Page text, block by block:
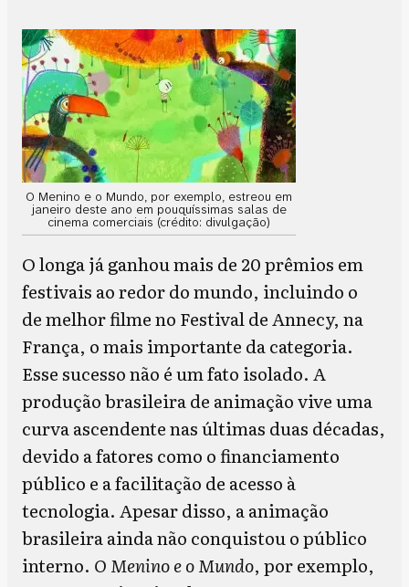
O Menino e o Mundo, por exemplo, estreou em
janeiro deste ano em pouquíssimas salas de
cinema comerciais (crédito: divulgação)
O longa já ganhou mais de 20 prêmios em
festivais ao redor do mundo, incluindo o
de melhor filme no Festival de Annecy, na
França, o mais importante da categoria.
Esse sucesso não é um fato isolado. A
produção brasileira de animação vive uma
curva ascendente nas últimas duas décadas,
devido a fatores como o financiamento
público e a facilitação de acesso à
tecnologia. Apesar disso, a animação
brasileira ainda não conquistou o público
interno. O Menino e o Mundo, por exemplo,